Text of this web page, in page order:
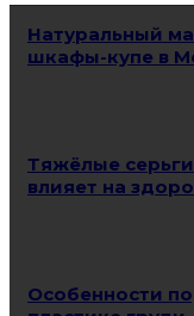
Натуральный
шкафы-купе в
Тяжёлые
влияет на
Особенности